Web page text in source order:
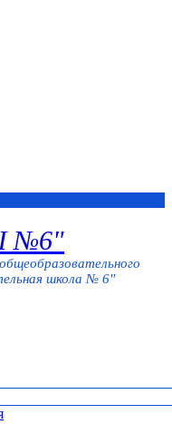
№6"
школа № 6"